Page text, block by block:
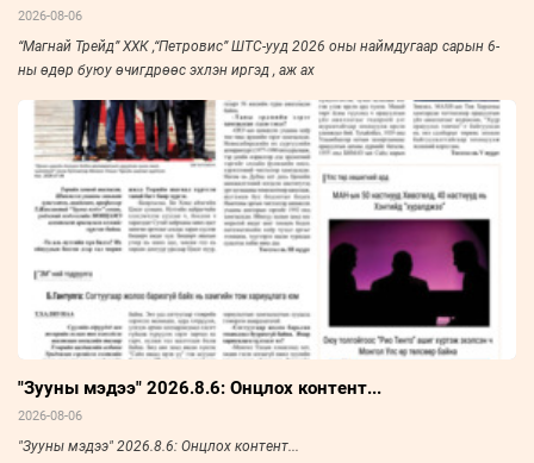
2026-08-06
“Магнай Трейд” ХХК ,“Петровис” ШТС-ууд 2026 оны наймдугаар сарын 6-
ны өдөр буюу өчигдрөөс эхлэн иргэд , аж ах
"Зууны мэдээ" 2026.8.6: Онцлох контент...
2026-08-06
"Зууны мэдээ" 2026.8.6: Онцлох контент...